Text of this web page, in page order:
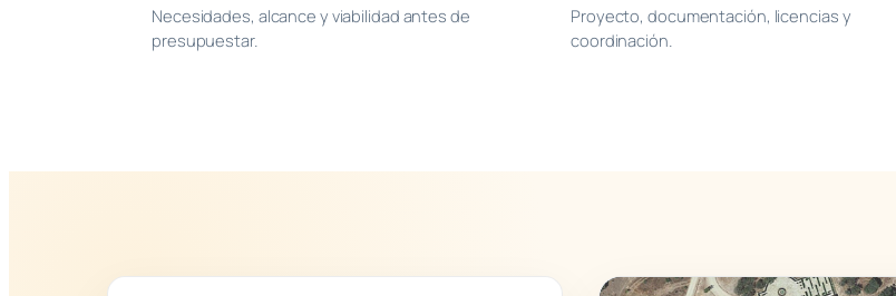
Necesidades, alcance y viabilidad antes de
presupuestar.
Proyecto, documentación, licencias y
coordinación.